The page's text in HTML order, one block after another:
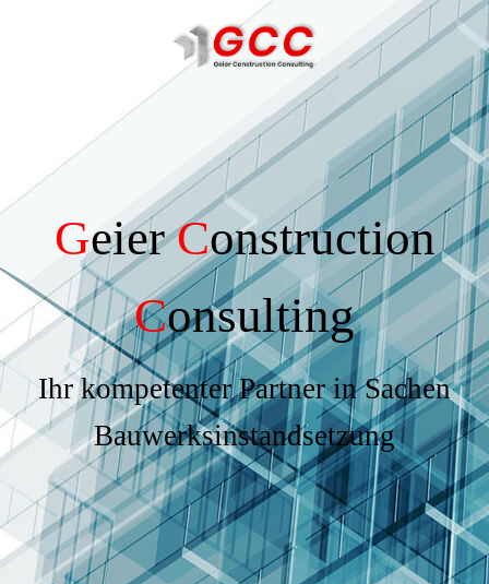
GeierConstruction
Consulting
Ihr kompetenter Partner in Sachen
Bauwerksinstandsetzung